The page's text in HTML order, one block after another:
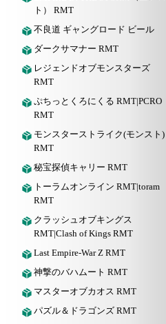
ト） RMT
不良道 ギャングロード ビール
ダークサマナー RMT
レジェンドオブモンスターズ
RMT
ぷちっとくろにくる RMT|PCRO
RMT
モンスターストライク(モンスト)
RMT
秘宝探偵キャリー RMT
トーラムオンライン RMT|toram
RMT
クラッシュオブキングス
RMT|Clash of Kings RMT
Last Empire-War Z RMT
神撃のバハムート RMT
マスターオブカオス RMT
パズル＆ドラゴンズ RMT